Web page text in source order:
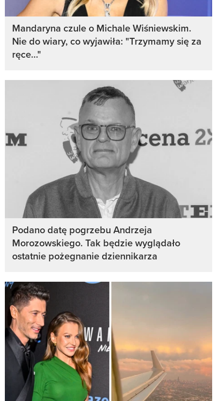
Mandaryna czule o Michale Wiśniewskim.
Nie do wiary, co wyjawiła: "Trzymamy się za
ręce..."
Podano datę pogrzebu Andrzeja
Morozowskiego. Tak będzie wyglądało
ostatnie pożegnanie dziennikarza